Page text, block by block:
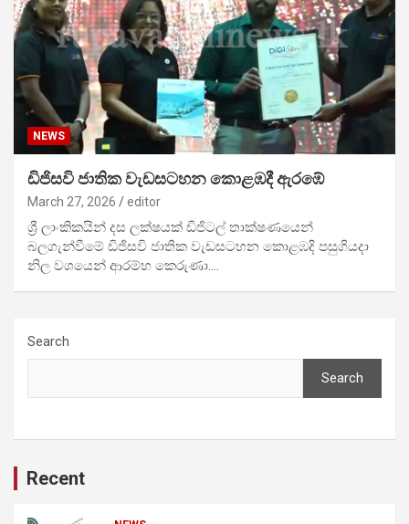
NEWS
ඩිජිසවි ජාතික වැඩසටහන කොළඹදී ඇරඹේ
March 27, 2026 editor
ශ්‍රී ලාංකිකයින් දස ලක්ෂයක් ඩිජිටල් තාක්ෂණයෙන්
බලගැන්වීමේ ඩිජිසවි ජාතික වැඩසටහන කොළඹදි පසුගියදා
නිල වශයෙන් ආරම්භ කෙරුණා.…
Search
Search
Recent